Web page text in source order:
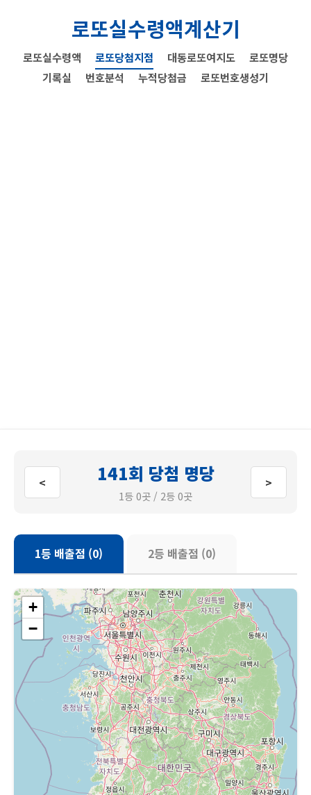
로또실수령액계산기
로또실수령액 로또당첨지점 대동로또여지도
로또명당
기록실
번호분석 누적당첨금 로또번호생성기
< 141회 당첨 명당
1등 0곳 / 2등 0곳
>
1등 배출점 (0) 2등 배출점 (0)
+
−